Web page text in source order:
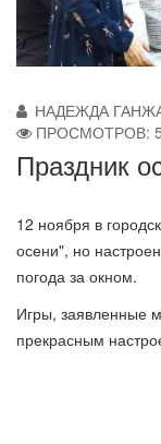
НАДЕЖДА
ПРОСМОТРОВ:
Праздник
12 ноября в
осени", но
погода за окном.
Игры, заявленные
прекрасным